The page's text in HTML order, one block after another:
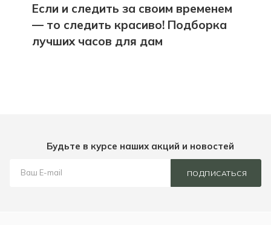
Если и следить за своим временем
— то следить красиво! Подборка
лучших часов для дам
Будьте в курсе наших акций и новостей
ПОДПИСАТЬСЯ